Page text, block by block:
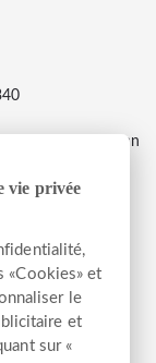
rue Workman
vie privée
«Cookies» et
le
et
sur «